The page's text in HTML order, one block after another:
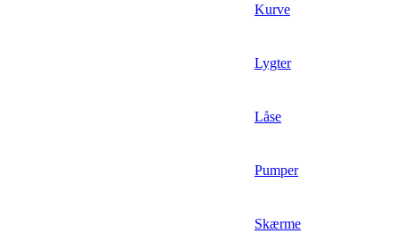
Kurve
Lygter
Låse
Pumper
Skærme